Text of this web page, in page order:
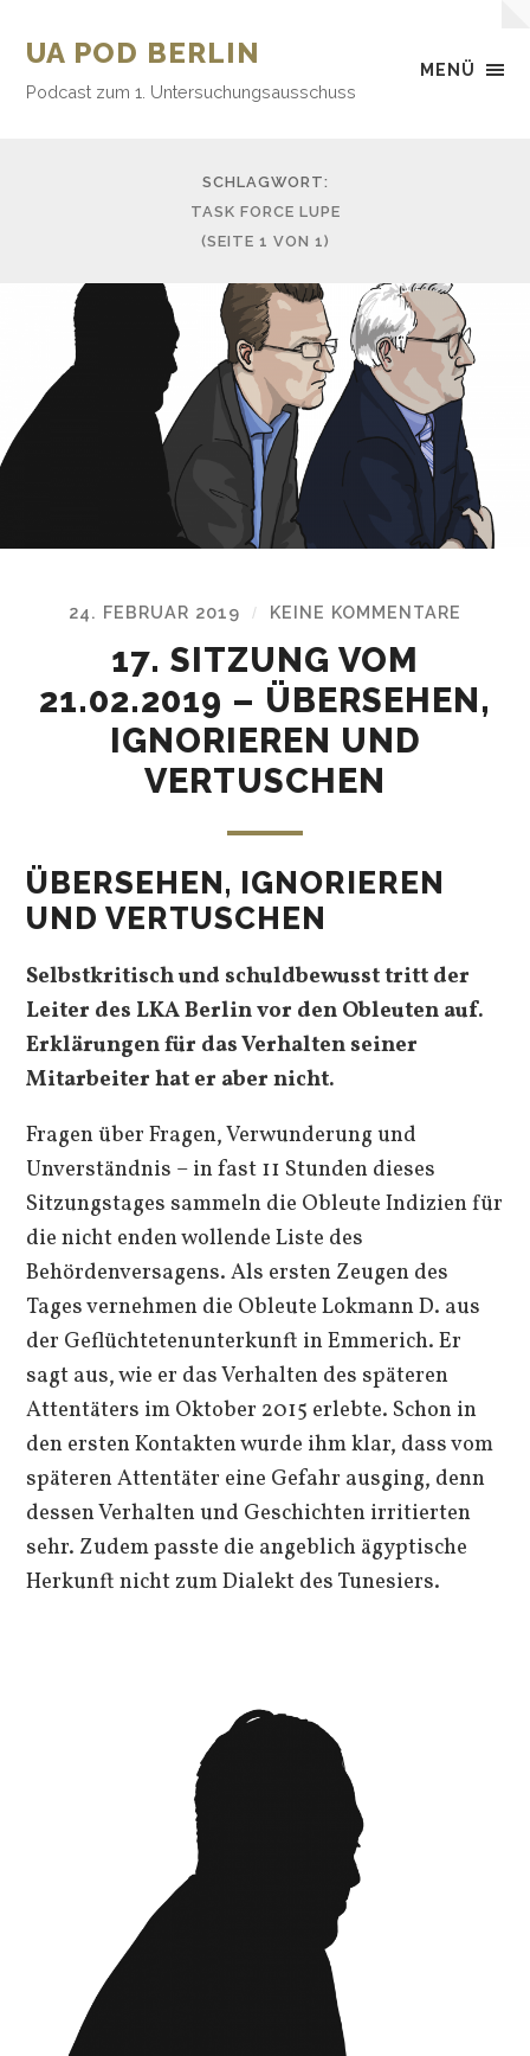
MENÜ
UA POD BERLIN
Podcast zum 1. Untersuchungsausschuss
SCHLAGWORT:
TASK FORCE LUPE
(SEITE 1 VON 1)
24. FEBRUAR 2019 / KEINE KOMMENTARE
17. SITZUNG VOM
21.02.2019 – ÜBERSEHEN,
IGNORIEREN UND
VERTUSCHEN
ÜBERSEHEN, IGNORIEREN
UND VERTUSCHEN
Selbstkritisch und schuldbewusst tritt der
Leiter des LKA Berlin vor den Obleuten auf.
Erklärungen für das Verhalten seiner
Mitarbeiter hat er aber nicht.
Fragen über Fragen, Verwunderung und
Unverständnis – in fast 11 Stunden dieses
Sitzungstages sammeln die Obleute Indizien für
die nicht enden wollende Liste des
Behördenversagens. Als ersten Zeugen des
Tages vernehmen die Obleute Lokmann D. aus
der Geflüchtetenunterkunft in Emmerich. Er
sagt aus, wie er das Verhalten des späteren
Attentäters im Oktober 2015 erlebte. Schon in
den ersten Kontakten wurde ihm klar, dass vom
späteren Attentäter eine Gefahr ausging, denn
dessen Verhalten und Geschichten irritierten
sehr. Zudem passte die angeblich ägyptische
Herkunft nicht zum Dialekt des Tunesiers.